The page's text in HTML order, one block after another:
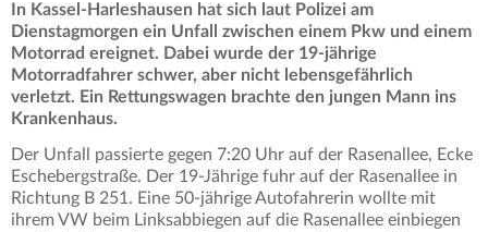
In Kassel-Harleshausen hat sich laut Polizei am
Dienstagmorgen ein Unfall zwischen einem Pkw und einem
Motorrad ereignet. Dabei wurde der 19-jährige
Motorradfahrer schwer, aber nicht lebensgefährlich
verletzt. Ein Rettungswagen brachte den jungen Mann ins
Krankenhaus.
Der Unfall passierte gegen 7:20 Uhr auf der Rasenallee, Ecke
Eschebergstraße. Der 19-Jährige fuhr auf der Rasenallee in
Richtung B 251. Eine 50-jährige Autofahrerin wollte mit
ihrem VW beim Linksabbiegen auf die Rasenallee einbiegen